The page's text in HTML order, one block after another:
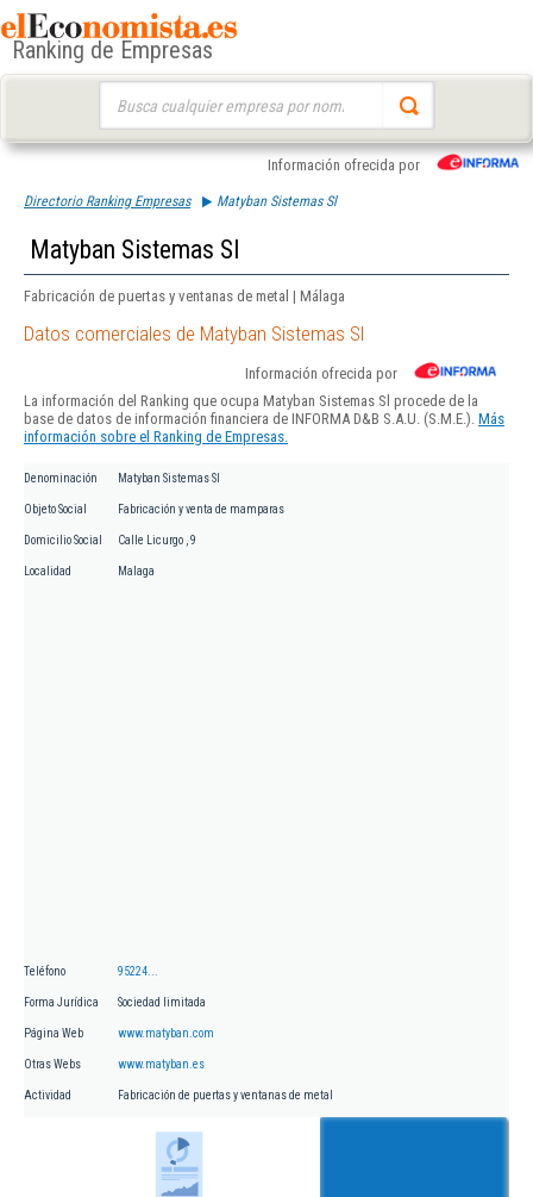
Ranking de Empresas
Información ofrecida por
Directorio Ranking Empresas Matyban Sistemas Sl
Matyban Sistemas Sl
Fabricación de puertas y ventanas de metal | Málaga
Datos comerciales de Matyban Sistemas Sl
Información ofrecida por
La información del Ranking que ocupa Matyban Sistemas Sl procede de la
base de datos de información financiera de INFORMA D&B S.A.U. (S.M.E.). Más
información sobre el Ranking de Empresas.
Denominación Matyban Sistemas Sl
Objeto Social Fabricación y venta de mamparas
Domicilio Social Calle Licurgo , 9
Localidad Malaga
Teléfono 95224...
Forma Jurídica Sociedad limitada
Página Web www.matyban.com
Otras Webs www.matyban.es
Actividad Fabricación de puertas y ventanas de metal